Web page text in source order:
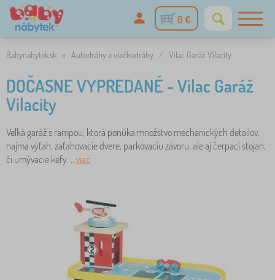
0 €
Babynabytek.sk » Autodráhy a vlačkodráhy / Vilac Garáž Vilacity
DOČASNE VYPREDANÉ - Vilac Garáž
Vilacity
Veľká garáž s rampou, ktorá ponúka množstvo mechanických detailov,
najmä výťah, zaťahovacie dvere, parkovaciu závoru, ale aj čerpací stojan,
či umývacie kefy. .. viac